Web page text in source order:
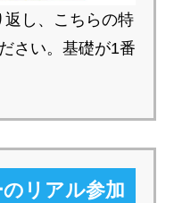
し、こちらの特
さい。基礎が1番
のリアル参加